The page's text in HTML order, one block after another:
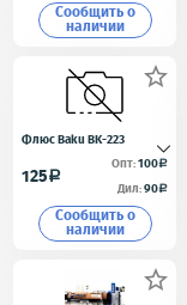
Сообщить o
наличии

Флюс Baku BK-223
125a
Опт:100a
Дил:90a
Сообщить o
наличии
